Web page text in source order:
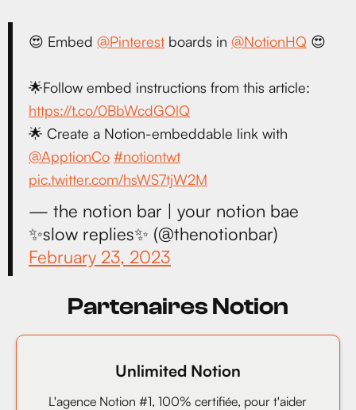
😍 Embed @Pinterest boards in @NotionHQ 😍
🌟Follow embed instructions from this article:
https://t.co/0BbWcdGOlQ
🌟 Create a Notion-embeddable link with
@ApptionCo #notiontwt
pic.twitter.com/hsWS7tjW2M
— the notion bar | your notion bae
✨slow replies✨ (@thenotionbar)
February 23, 2023
Partenaires Notion
Unlimited Notion
L'agence Notion #1, 100% certifiée, pour t'aider